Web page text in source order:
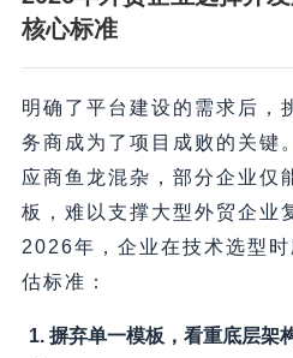
核心标准
明确了平台建设的需求后，
务商成为了项目成败的关键
应商鱼龙混杂，部分企业仅
板，难以支撑大型外贸企业
2026年，企业在技术选型
估标准：
1. 摒弃单一模板，看重底层架